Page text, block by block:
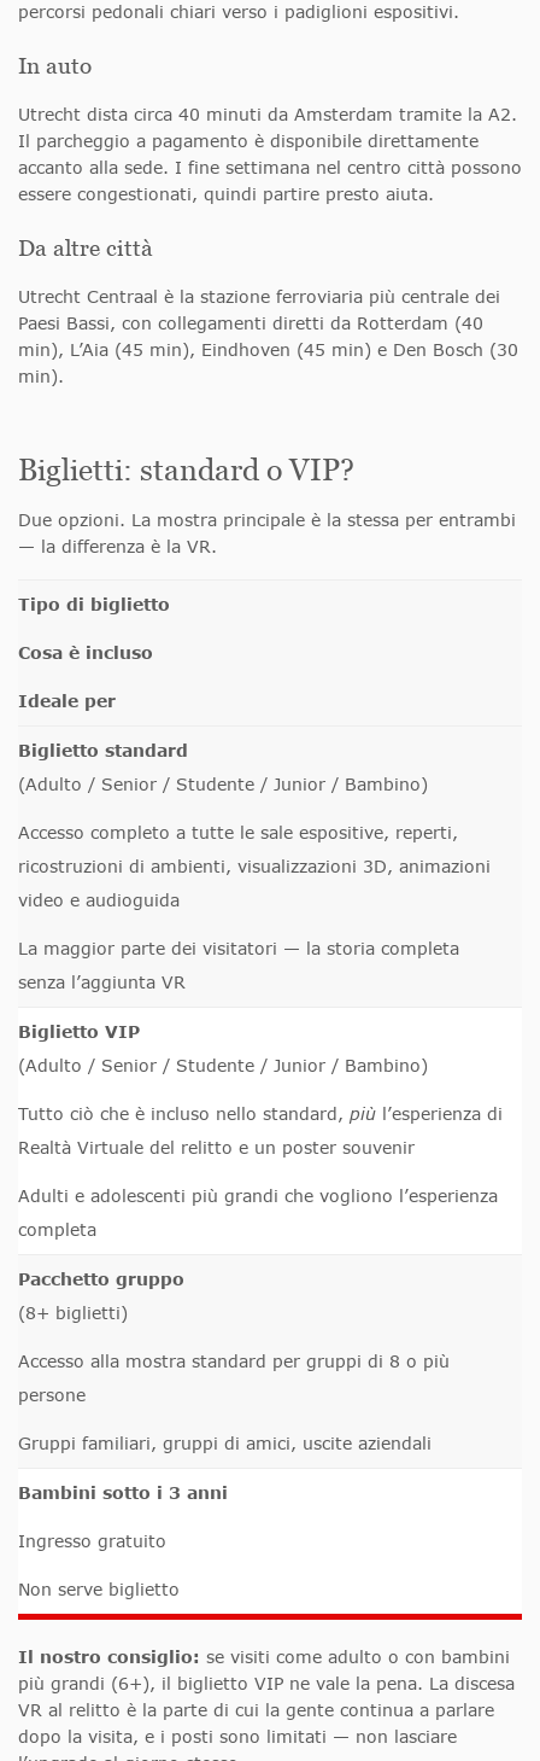
percorsi pedonali chiari verso i padiglioni espositivi.
In auto
Utrecht dista circa 40 minuti da Amsterdam tramite la A2.
Il parcheggio a pagamento è disponibile direttamente
accanto alla sede. I fine settimana nel centro città possono
essere congestionati, quindi partire presto aiuta.
Da altre città
Utrecht Centraal è la stazione ferroviaria più centrale dei
Paesi Bassi, con collegamenti diretti da Rotterdam (40
min), L’Aia (45 min), Eindhoven (45 min) e Den Bosch (30
min).
Biglietti: standard o VIP?
Due opzioni. La mostra principale è la stessa per entrambi
— la differenza è la VR.
Tipo di biglietto
Cosa è incluso
Ideale per
Biglietto standard
(Adulto / Senior / Studente / Junior / Bambino)
Accesso completo a tutte le sale espositive, reperti,
ricostruzioni di ambienti, visualizzazioni 3D, animazioni
video e audioguida
La maggior parte dei visitatori — la storia completa
senza l’aggiunta VR
Biglietto VIP
(Adulto / Senior / Studente / Junior / Bambino)
Tutto ciò che è incluso nello standard, più l’esperienza di
Realtà Virtuale del relitto e un poster souvenir
Adulti e adolescenti più grandi che vogliono l’esperienza
completa
Pacchetto gruppo
(8+ biglietti)
Accesso alla mostra standard per gruppi di 8 o più
persone
Gruppi familiari, gruppi di amici, uscite aziendali
Bambini sotto i 3 anni
Ingresso gratuito
Non serve biglietto
Il nostro consiglio: se visiti come adulto o con bambini
più grandi (6+), il biglietto VIP ne vale la pena. La discesa
VR al relitto è la parte di cui la gente continua a parlare
dopo la visita, e i posti sono limitati — non lasciare